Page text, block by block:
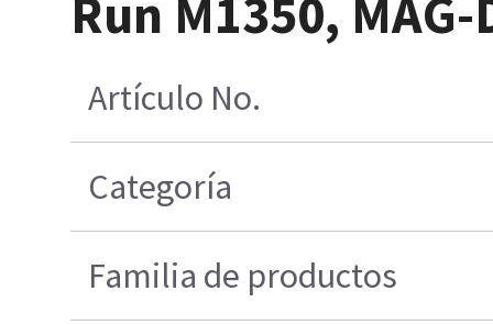
Run M1350,
Artículo No.
Categoría
Familia de productos